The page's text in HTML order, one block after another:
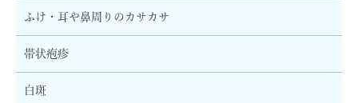
ふけ・耳や鼻周りのカサカサ
帯状疱疹
白斑